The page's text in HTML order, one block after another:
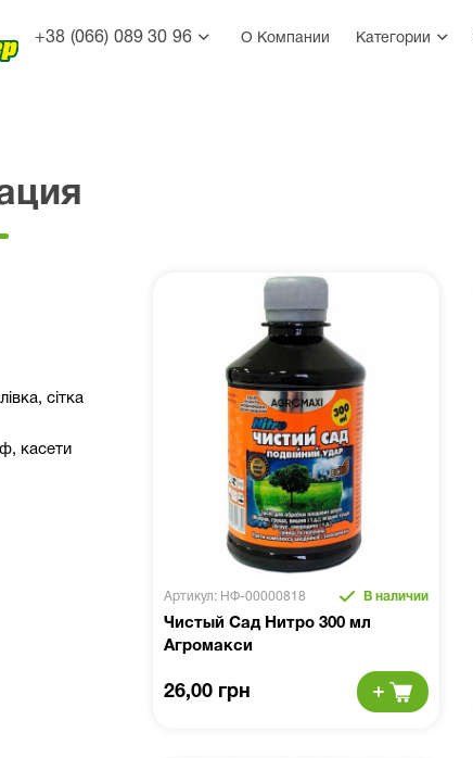
+38 (066) 089 30 96 О Компании Категории
сітка
касети
Артикул: НФ-00000818 В наличии
Чистый Сад Нитро 300 мл
Агромакси
26,00 грн